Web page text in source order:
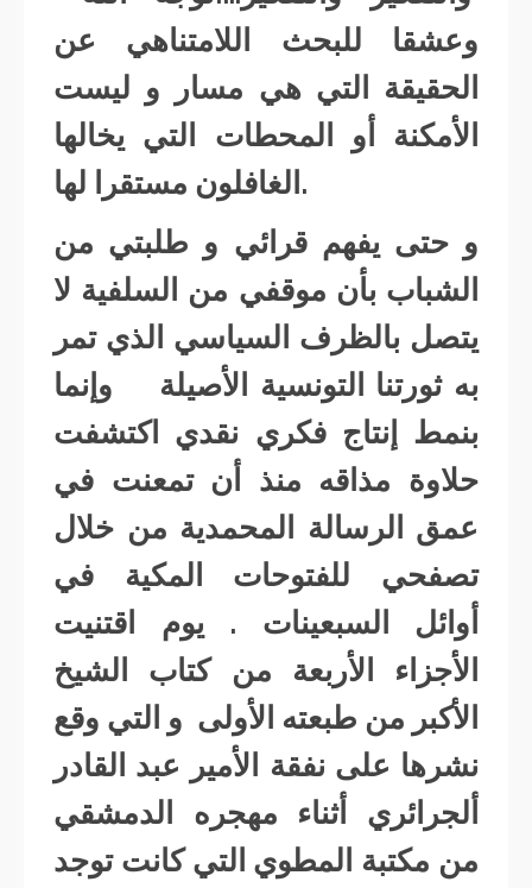
وعشقا للبحث اللامتناهي عن
الحقيقة التي هي مسار و ليست
الأمكنة أو المحطات التي يخالها
الغافلون مستقرا لها.
و حتى يفهم قرائي و طلبتي من
الشباب بأن موقفي من السلفية لا
يتصل بالظرف السياسي الذي تمر
به ثورتنا التونسية الأصيلة وإنما
بنمط إنتاج فكري نقدي اكتشفت
حلاوة مذاقه منذ أن تمعنت في
عمق الرسالة المحمدية من خلال
تصفحي للفتوحات المكية في
أوائل السبعينات . يوم اقتنيت
الأجزاء الأربعة من كتاب الشيخ
الأكبر من طبعته الأولى و التي وقع
نشرها على نفقة الأمير عبد القادر
ألجرائري أثناء مهجره الدمشقي
من مكتبة المطوي التي كانت توجد